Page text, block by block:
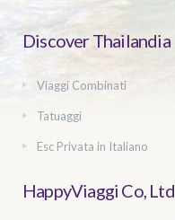
Discover Thailandia
Viaggi Combinati
Tatuaggi
Esc Privata in Italiano
HappyViaggi Co, Ltd